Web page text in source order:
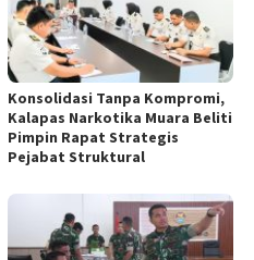
Konsolidasi Tanpa Kompromi,
Kalapas Narkotika Muara Beliti
Pimpin Rapat Strategis
Pejabat Struktural